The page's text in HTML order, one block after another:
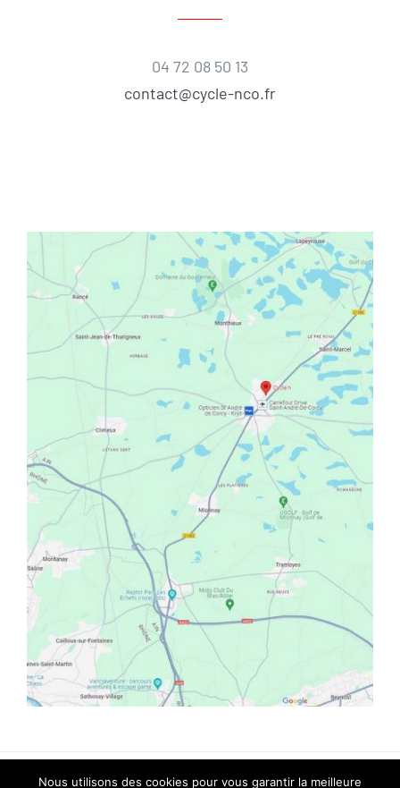
04 72 08 50 13
contact@cycle-nco.fr
Nous utilisons des cookies pour vous garantir la meilleure